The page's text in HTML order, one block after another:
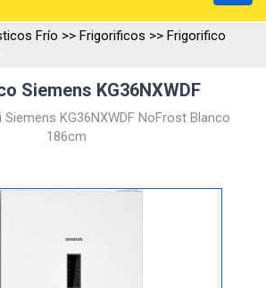
Frío >> Frigorificos >> Frigorifico
Siemens KG36NXWDF
KG36NXWDF NoFrost Blanco
186cm